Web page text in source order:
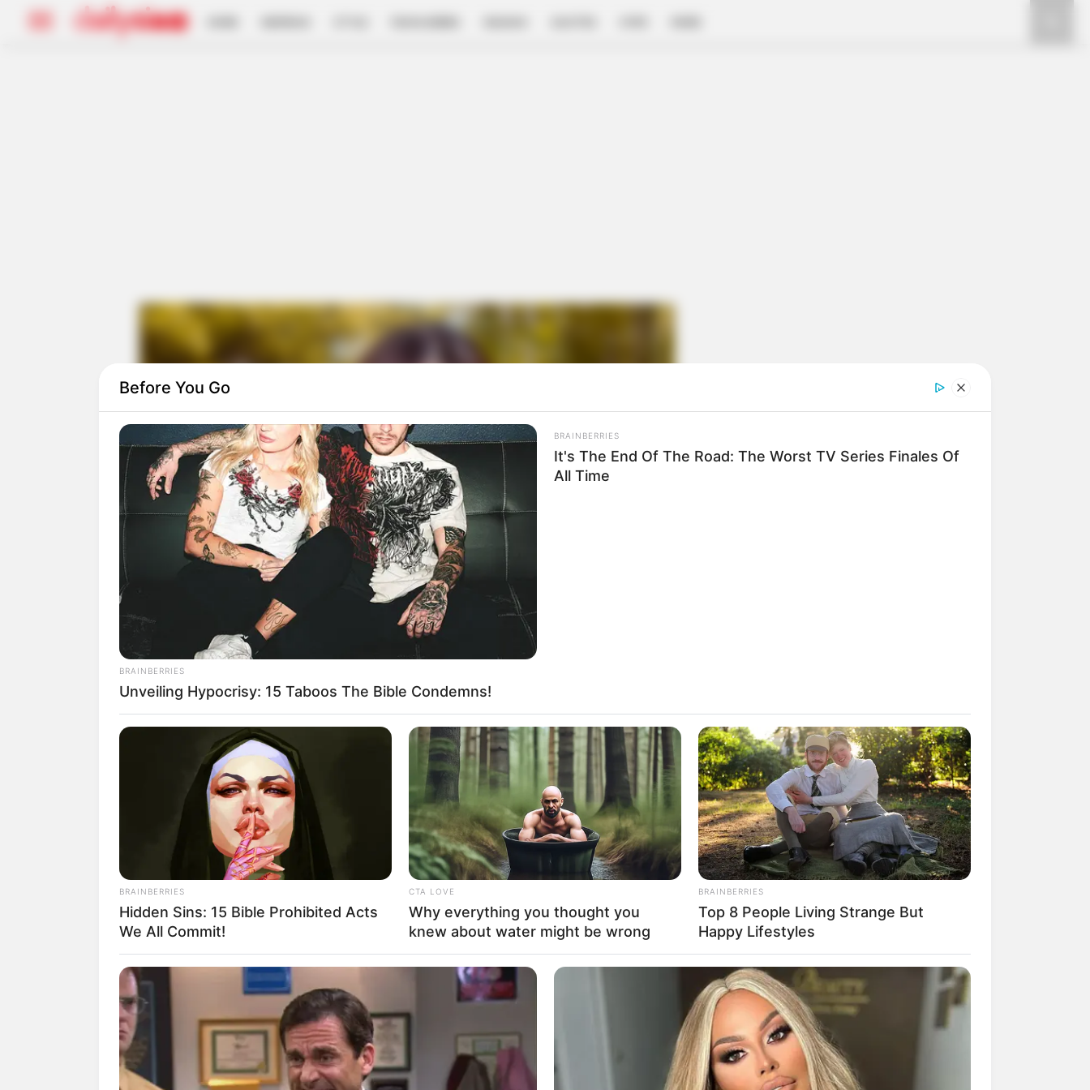
Shinta Naomi
fans love
VOTE
1994
Tempat Lahir:
Jakarta,Indonesia
Umur:
Pelanggan Ini Bikin Auto
Merinding
Before You Go
BRAINBERRIES
Unveiling Hypocrisy: 15 Taboos The Bible Condemns!
BRAINBERRIES
It's The End Of The Road: The Worst TV Series Finales Of
All Time
BRAINBERRIES
Hidden Sins: 15 Bible Prohibited Acts
We All Commit!
CTA LOVE
Why everything you thought you
knew about water might be wrong
BRAINBERRIES
Top 8 People Living Strange But
Happy Lifestyles